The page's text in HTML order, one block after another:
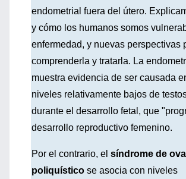
endometrial fuera del útero.
y cómo los humanos somos
enfermedad, y nuevas perspectivas
comprenderla y tratarla. La
muestra evidencia de ser causada
niveles relativamente bajos de
durante el desarrollo fetal, que
desarrollo reproductivo femenino.
Por el contrario, el síndrome de
poliquístico se asocia con niveles